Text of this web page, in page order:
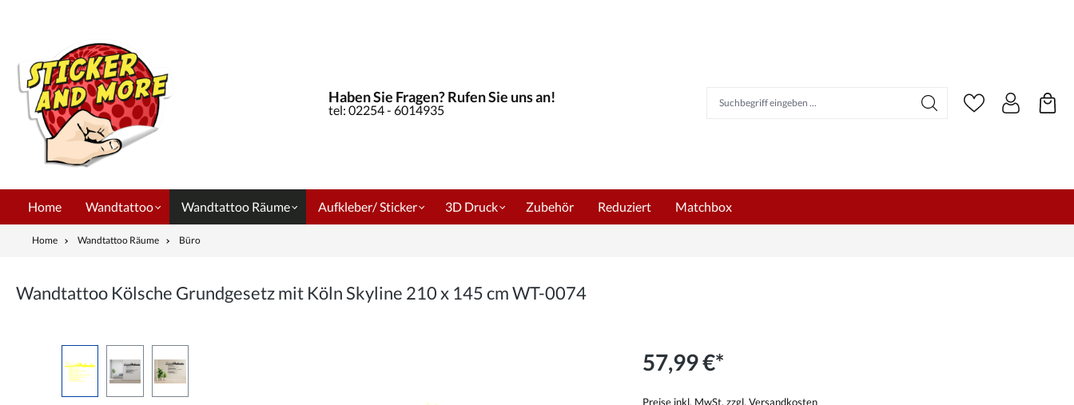
Haben Sie Fragen? Rufen Sie uns an!
tel: 02254 - 6014935
Home Wandtattoo Wandtattoo Räume Aufkleber/ Sticker 3D Druck Zubehör Reduziert Matchbox
Home Wandtattoo Räume Büro
Wandtattoo Kölsche Grundgesetz mit Köln Skyline 210 x 145 cm WT-0074
57,99 €*
Preise inkl. MwSt. zzgl. Versandkosten